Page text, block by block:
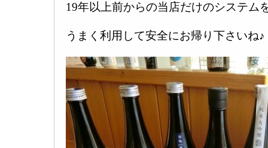
19年以上前からの当店だけのシステム
うまく利用して安全にお帰り下さいね♪